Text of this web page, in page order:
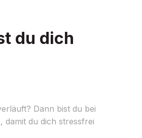
du dich
Dann bist du bei
damit du dich stressfrei